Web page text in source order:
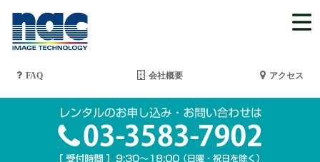
FAQ 会社概要 アクセス